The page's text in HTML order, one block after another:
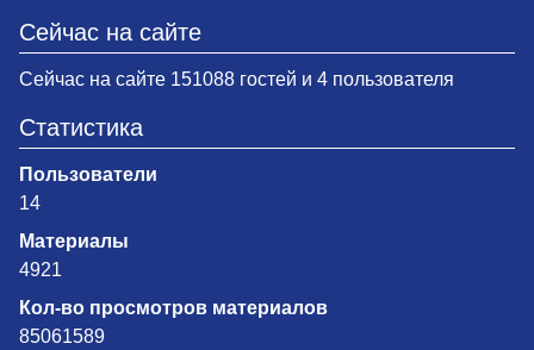
Сейчас на сайте
Сейчас на сайте 151088 гостей и 4 пользователя
Статистика
Пользователи
14
Материалы
4921
Кол-во просмотров материалов
85061589